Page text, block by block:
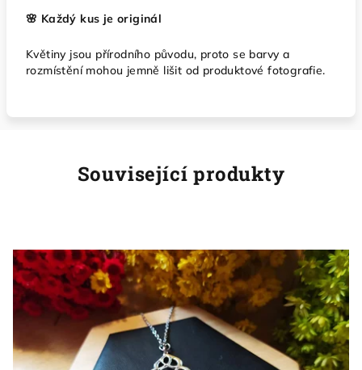
🌸 Každý kus je originál
Květiny jsou přírodního původu, proto se barvy a
rozmístění mohou jemně lišit od produktové fotografie.
Související produkty